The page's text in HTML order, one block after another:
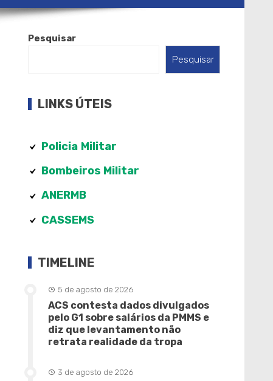
Pesquisar
Pesquisar
LINKS ÚTEIS
Policia Militar
Bombeiros Militar
ANERMB
CASSEMS
TIMELINE
5 de agosto de 2026
ACS contesta dados divulgados
pelo G1 sobre salários da PMMS e
diz que levantamento não
retrata realidade da tropa
3 de agosto de 2026